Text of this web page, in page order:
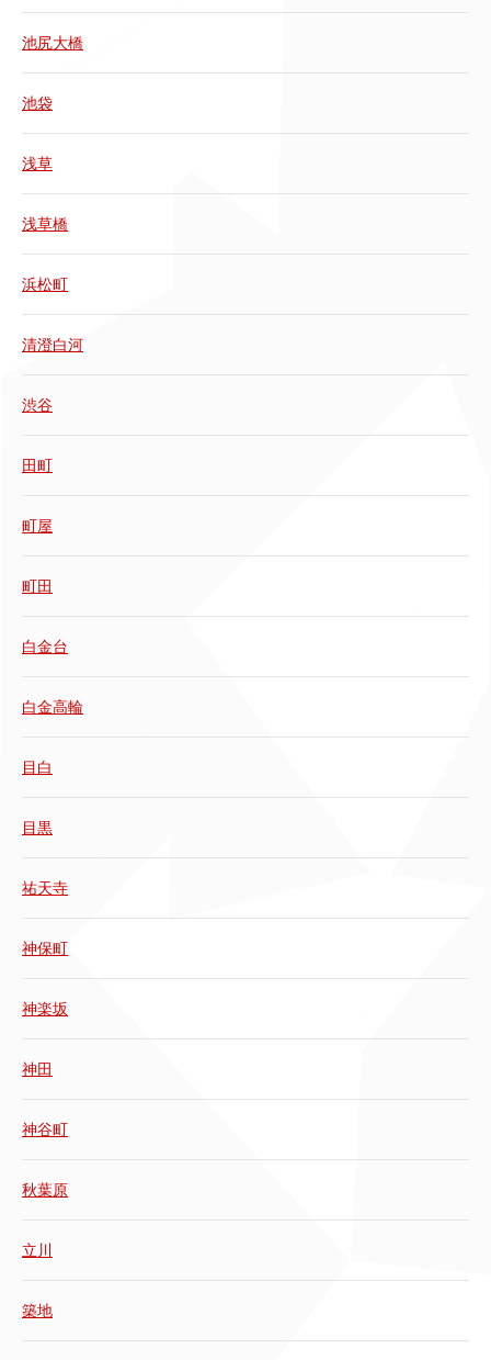
池尻大橋
池袋
浅草
浅草橋
浜松町
清澄白河
渋谷
田町
町屋
町田
白金台
白金高輪
目白
目黒
祐天寺
神保町
神楽坂
神田
神谷町
秋葉原
立川
築地